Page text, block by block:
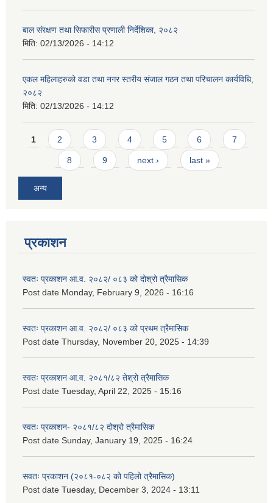
बाल संरक्षण तथा सिफारीस प्रणाली निर्देशिका, २०८२
मिति: 02/13/2026 - 14:12
एकल महिलाहरुको वडा तथा नगर स्तरीय संजाल गठन तथा परिचालन कार्यविधि,
२०८२
मिति: 02/13/2026 - 14:12
Pages
1 2 3 4 5 6 7
8 9 next › last »
अन्य
प्रकाशन
स्वतः प्रकाशन आ.व. २०८२/ ०८३ को दोश्रो त्रैमासिक
Post date Monday, February 9, 2026 - 16:16
स्वतः प्रकाशन आ.व. २०८२/ ०८३ को प्रथम त्रैमासिक
Post date Thursday, November 20, 2025 - 14:39
स्वतः प्रकाशन आ.व. २०८१/८२ तेश्रो त्रैमासिक
Post date Tuesday, April 22, 2025 - 15:16
स्वतः प्रकाशन- २०८१/८२ दोश्रो त्रैमासिक
Post date Sunday, January 19, 2025 - 16:24
सवतः प्रकाशन (२०८१-०८२ को पहिलो त्रैमासिक)
Post date Tuesday, December 3, 2024 - 13:11